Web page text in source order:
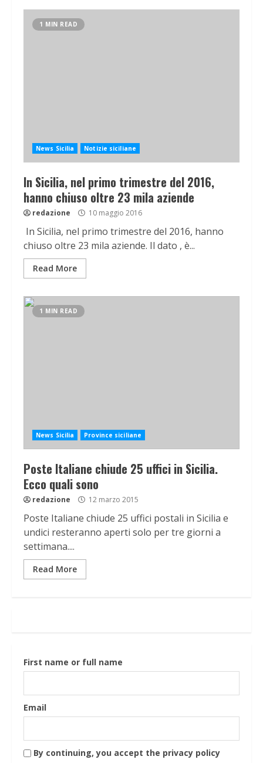
1 MIN READ
News Sicilia Notizie siciliane
In Sicilia, nel primo trimestre del 2016,
hanno chiuso oltre 23 mila aziende
redazione 10 maggio 2016
In Sicilia, nel primo trimestre del 2016, hanno
chiuso oltre 23 mila aziende. Il dato , è...
Read More
1 MIN READ
News Sicilia Province siciliane
Poste Italiane chiude 25 uffici in Sicilia.
Ecco quali sono
redazione 12 marzo 2015
Poste Italiane chiude 25 uffici postali in Sicilia e
undici resteranno aperti solo per tre giorni a
settimana....
Read More
First name or full name
Email
By continuing, you accept the privacy policy